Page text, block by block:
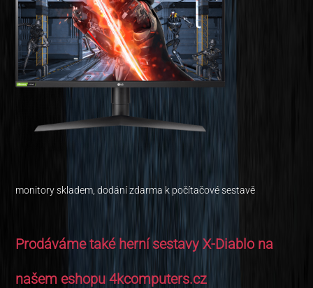
monitory skladem, dodání zdarma k počítačové sestavě
Prodáváme také herní sestavy X-Diablo na
našem eshopu 4kcomputers.cz